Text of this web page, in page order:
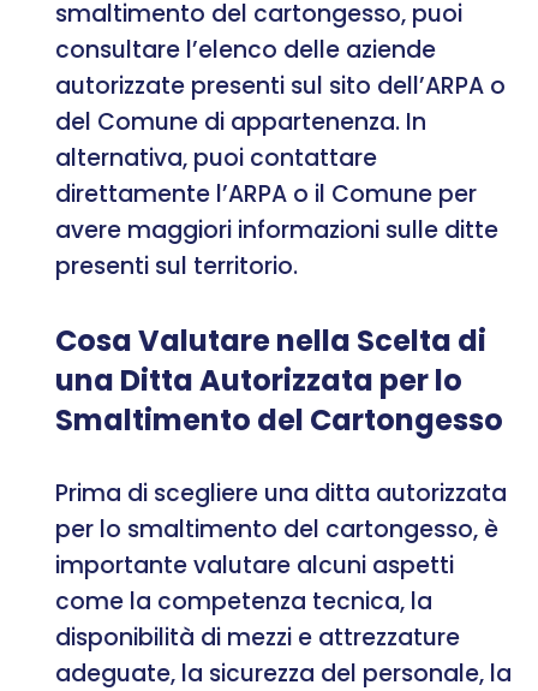
smaltimento del cartongesso, puoi
consultare l’elenco delle aziende
autorizzate presenti sul sito dell’ARPA o
del Comune di appartenenza. In
alternativa, puoi contattare
direttamente l’ARPA o il Comune per
avere maggiori informazioni sulle ditte
presenti sul territorio.
Cosa Valutare nella Scelta di
una Ditta Autorizzata per lo
Smaltimento del Cartongesso
Prima di scegliere una ditta autorizzata
per lo smaltimento del cartongesso, è
importante valutare alcuni aspetti
come la competenza tecnica, la
disponibilità di mezzi e attrezzature
adeguate, la sicurezza del personale, la